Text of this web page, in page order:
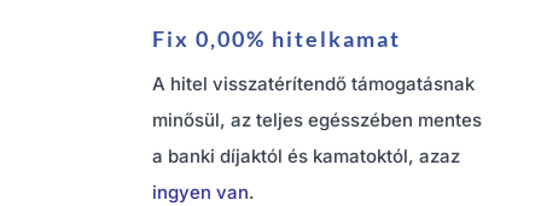
Fix 0,00% hitelkamat
A hitel visszatérítendő támogatásnak
minősül, az teljes egésszében mentes
a banki díjaktól és kamatoktól, azaz
ingyen van.